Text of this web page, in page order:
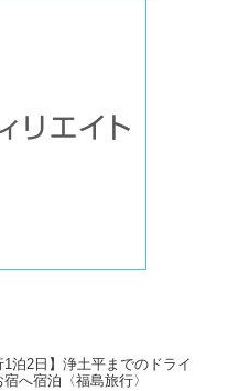
1泊2日】浄土平までのドライ
へ宿泊〈福島旅行〉